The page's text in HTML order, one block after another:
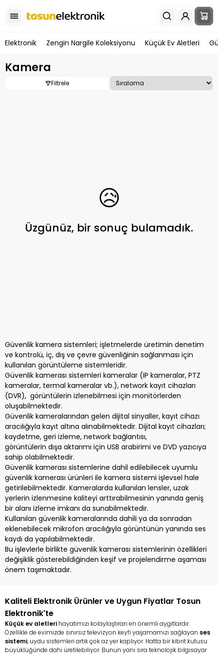
Elektronik Zengin Nargile Koleksiyonu Küçük Ev Aletleri
Kamera
Filtrele
😥
Üzgünüz, bir sonuç bulamadık.
Güvenlik kamera sistemleri; işletmelerde üretimin denetim
ve kontrolü, iç, dış ve çevre güvenliğinin sağlanması için
kullanılan görüntüleme sistemleridir.
Güvenlik kamerası sistemleri kameralar (IP kameralar, PTZ
kameralar, termal kameralar vb.), network kayıt cihazları
(DVR), görüntülerin izlenebilmesi için monitörlerden
oluşabilmektedir.
Güvenlik kameralarından gelen dijital sinyaller, kayıt cihazı
aracılığıyla kayıt altına alınabilmektedir. Dijital kayıt cihazları;
kaydetme, geri izleme, network bağlantısı,
görüntülerin dışa aktarımı için USB arabirimi ve DVD yazıcıya
sahip olabilmektedir.
Güvenlik kamerası sistemlerine dahil edilebilecek uyumlu
güvenlik kamerası ürünleri ile kamera sistemi işlevsel hale
getirilebilmektedir. Kameralarda kullanılan lensler, uzak
yerlerin izlenmesine kaliteyi arttırabilmesinin yanında geniş
bir alanı izleme imkanı da sunabilmektedir.
Kullanılan güvenlik kameralarında dahili ya da sonradan
eklenebilecek mikrofon aracılığıyla görüntünün yanında ses
kaydı da yapılabilmektedir.
Bu işlevlerle birlikte güvenlik kamerası sistemlerinin özellikleri
değişiklik gösterebildiğinden keşif ve projelendirme aşaması
önem taşımaktadır.
Kaliteli Elektronik Ürünler ve Uygun Fiyatlar Tosun
Elektronik'te
Küçük ev aletleri hayatımızı kolaylaştıran en önemli aygıtlardır.
Özellikle de evimizde sınırsız televizyon keyfi yaşamamızı sağlayan ses
sistemi, uydu sistemleri artık çok az yer kaplıyor. Hatta bir kibrit kutusu
büyüklüğünde dahi üretilebiliyor. Bunun yanı sıra teknolojik bilgisayar